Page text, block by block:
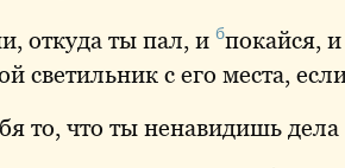
, откуда ты пал, и бпокайся,
светильник с его места,
то, что ты ненавидишь дела